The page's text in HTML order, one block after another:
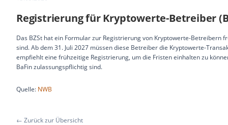
Registrierung für Kryptowerte-Betreiber
Das BZSt hat ein Formular zur Registrierung von Kryptowerte-Betreibern
sind. Ab dem 31. Juli 2027 müssen diese Betreiber die Kryptowerte-
empfiehlt eine frühzeitige Registrierung, um die Fristen einhalten zu
BaFin zulassungspflichtig sind.
Quelle: NWB
← Zurück zur Übersicht